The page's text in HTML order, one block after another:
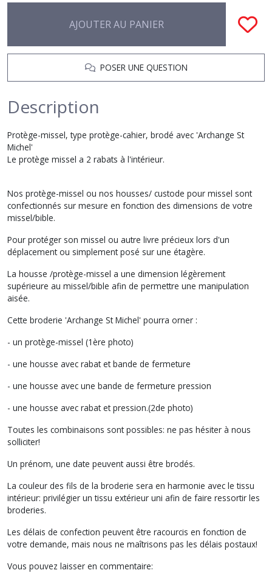
AJOUTER AU PANIER
POSER UNE QUESTION
Description
Protège-missel, type protège-cahier, brodé avec 'Archange St
Michel'
Le protège missel a 2 rabats à l'intérieur.
Nos protège-missel ou nos housses/ custode pour missel sont
confectionnés sur mesure en fonction des dimensions de votre
missel/bible.
Pour protéger son missel ou autre livre précieux lors d'un
déplacement ou simplement posé sur une étagère.
La housse /protège-missel a une dimension légèrement
supérieure au missel/bible afin de permettre une manipulation
aisée.
Cette broderie 'Archange St Michel' pourra orner :
- un protège-missel (1ère photo)
- une housse avec rabat et bande de fermeture
- une housse avec une bande de fermeture pression
- une housse avec rabat et pression.(2de photo)
Toutes les combinaisons sont possibles: ne pas hésiter à nous
solliciter!
Un prénom, une date peuvent aussi être brodés.
La couleur des fils de la broderie sera en harmonie avec le tissu
intérieur: privilégier un tissu extérieur uni afin de faire ressortir les
broderies.
Les délais de confection peuvent être racourcis en fonction de
votre demande, mais nous ne maîtrisons pas les délais postaux!
Vous pouvez laisser en commentaire: